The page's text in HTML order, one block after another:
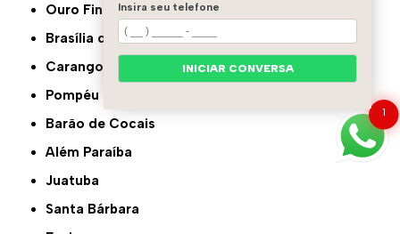
Ouro Fino
Brasília de Minas
Carangola
Pompéu
Barão de Cocais
Além Paraíba
Juatuba
Santa Bárbara
1
Insira seu telefone
INICIAR CONVERSA